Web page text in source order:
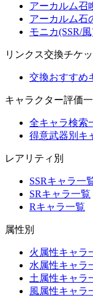
アーカルム召
アーカルム石
モニカ(SSR/
リンクス交換チケッ
交換おすすめ
キャラクター評価
全キャラ検索
得意武器別キ
レアリティ別
SSRキャラ一
SRキャラ一覧
Rキャラ一覧
属性別
火属性キャラ
水属性キャラ
土属性キャラ
風属性キャラ